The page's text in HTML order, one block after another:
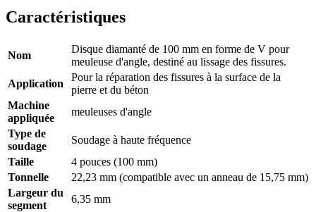
Caractéristiques
Nom
Disque diamanté de 100 mm en forme de V pour
meuleuse d'angle, destiné au lissage des fissures.
Application
Pour la réparation des fissures à la surface de la
pierre et du béton
Machine
appliquée
meuleuses d'angle
Type de
soudage
Soudage à haute fréquence
Taille
4 pouces (100 mm)
Tonnelle
22,23 mm (compatible avec un anneau de 15,75 mm)
Largeur du
segment
6,35 mm